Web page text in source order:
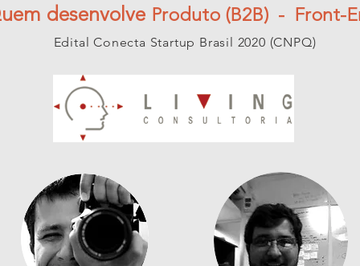
desenvolve Produto (B2B) - Front-
Edital Conecta Startup Brasil 2020 (CNPQ)